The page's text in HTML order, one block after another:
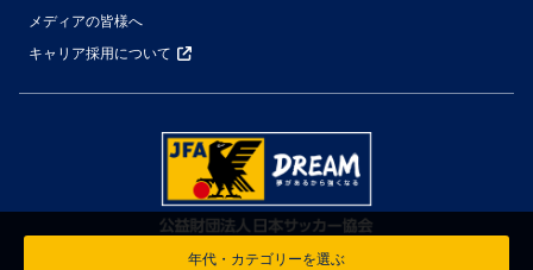
年代・カテゴリーを選ぶ
メディアの皆様へ
キャリア採用について
© Japan Football Association All Rights Reserved.